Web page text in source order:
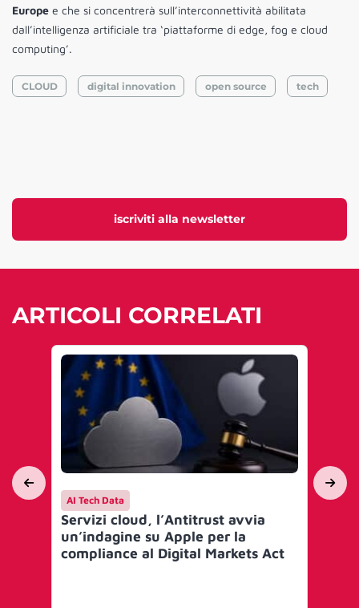
iscriviti alla newsletter
Europe e che si concentrerà sull’interconnettività abilitata
dall’intelligenza artificiale tra ‘piattaforme di edge, fog e cloud
computing’.
CLOUD digital innovation open source tech
ARTICOLI CORRELATI
AI Tech Data
Servizi cloud, l’Antitrust avvia
un’indagine su Apple per la
compliance al Digital Markets Act